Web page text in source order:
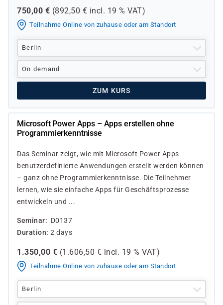
750,00 € (892,50 € incl. 19 % VAT)
Teilnahme Online von zuhause oder am Standort
Berlin
On demand
ZUM KURS
Microsoft Power Apps – Apps erstellen ohne
Programmierkenntnisse
Das Seminar zeigt, wie mit Microsoft Power Apps
benutzerdefinierte Anwendungen erstellt werden können
– ganz ohne Programmierkenntnisse. Die Teilnehmer
lernen, wie sie einfache Apps für Geschäftsprozesse
entwickeln und ...
Seminar
D0137
Duration 2 days
1.350,00 € (1.606,50 € incl. 19 % VAT)
Teilnahme Online von zuhause oder am Standort
Berlin